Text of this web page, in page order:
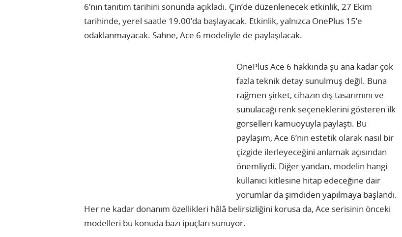
6’nın tanıtım tarihini sonunda açıkladı. Çin’de düzenlenecek etkinlik, 27 Ekim
tarihinde, yerel saatle 19.00’da başlayacak. Etkinlik, yalnızca OnePlus 15’e
odaklanmayacak. Sahne, Ace 6 modeliyle de paylaşılacak.
OnePlus Ace 6 hakkında şu ana kadar çok
fazla teknik detay sunulmuş değil. Buna
rağmen şirket, cihazın dış tasarımını ve
sunulacağı renk seçeneklerini gösteren ilk
görselleri kamuoyuyla paylaştı. Bu
paylaşım, Ace 6’nın estetik olarak nasıl bir
çizgide ilerleyeceğini anlamak açısından
önemliydi. Diğer yandan, modelin hangi
kullanıcı kitlesine hitap edeceğine dair
yorumlar da şimdiden yapılmaya başlandı.
Her ne kadar donanım özellikleri hâlâ belirsizliğini korusa da, Ace serisinin önceki
modelleri bu konuda bazı ipuçları sunuyor.